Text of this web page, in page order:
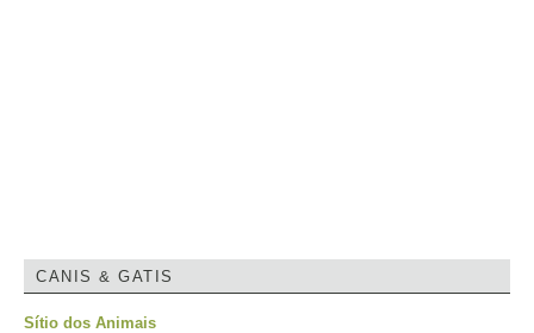
CANIS & GATIS
Sítio dos Animais